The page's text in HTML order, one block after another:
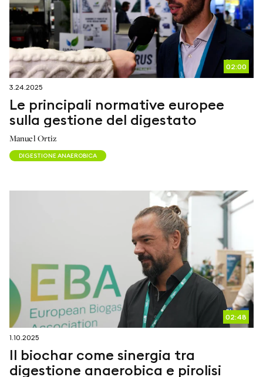
02:00
3.24.2025
Le principali normative europee
sulla gestione del digestato
Manuel Ortiz
DIGESTIONE ANAEROBICA
02:48
1.10.2025
Il biochar come sinergia tra
digestione anaerobica e pirolisi